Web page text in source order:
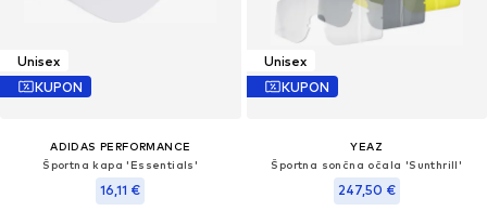
Unisex
KUPON
ADIDAS PERFORMANCE
Športna kapa 'Essentials'
16,11 €
Unisex
KUPON
YEAZ
Športna sončna očala 'Sunthrill'
247,50 €